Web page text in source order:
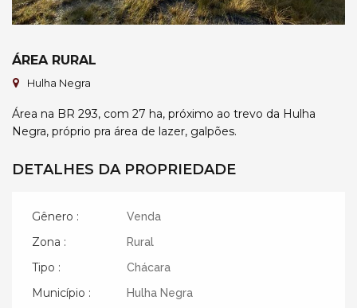
ÁREA RURAL
Hulha Negra
Área na BR 293, com 27 ha, próximo ao trevo da Hulha
Negra, próprio pra área de lazer, galpões.
DETALHES DA PROPRIEDADE
Gênero : Venda
Zona : Rural
Tipo : Chácara
Município : Hulha Negra